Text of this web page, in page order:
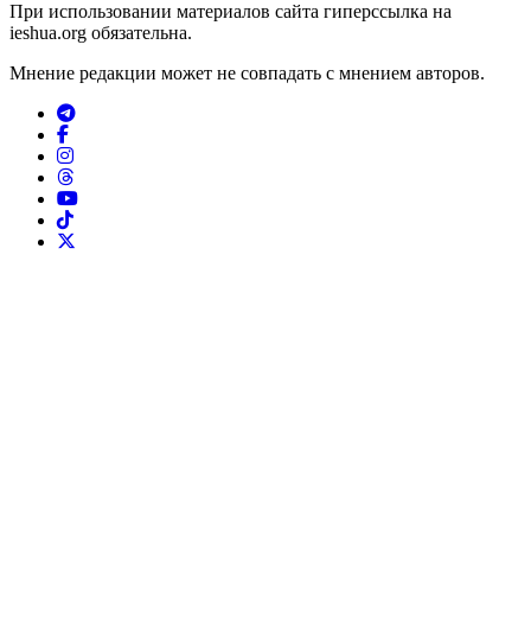
При использовании материалов сайта гиперссылка на
ieshua.org обязательна.
Мнение редакции может не совпадать с мнением авторов.